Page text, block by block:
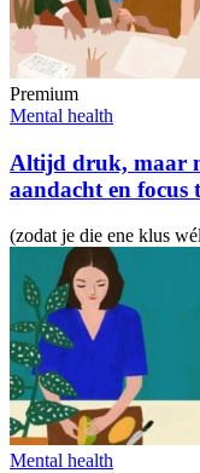
Premium
Mental health
Altijd druk, maar
aandacht en focus
(zodat je die ene klus
Mental health